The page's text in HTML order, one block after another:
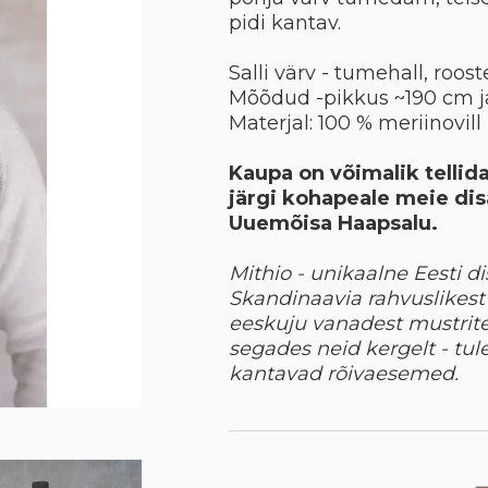
pidi kantav.
Salli värv - tumehall,
Mõõdud -pikkus ~190 cm
Materjal: 100 % meriinovill
Kaupa on võimalik
järgi kohapeale meie
Uuemõisa Haapsalu.
Mithio - unikaalne Eesti
Skandinaavia
eeskuju vanadest
segades neid kergelt -
kantavad rõivaesemed.